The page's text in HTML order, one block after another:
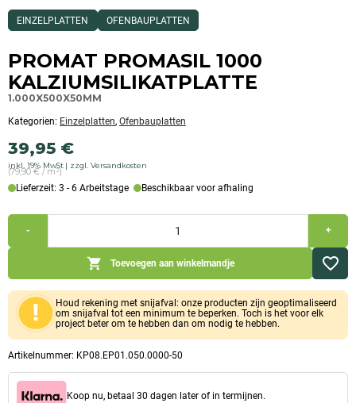
Dieses
Produkt
als:
Einzelplatten,Ofenbauplatten
EINZELPLATTEN OFENBAUPLATTEN
PROMAT PROMASIL 1000
KALZIUMSILIKATPLATTE
1.000X500X50MM
Artikelnummer: KP08.EP01.050.0000-50
Kategorien: Einzelplatten, Ofenbauplatten
39,95 €
inkl. 19% MwSt zzgl. Versandkosten
(79,90 € / m²)
-
1000
Kalziumsilikatplatte
(1.000x500x50mm)
Menge
+
Toevoegen aan winkelmandje
Houd rekening met snijafval: onze producten zijn geoptimaliseerd
om snijafval tot een minimum te beperken. Toch is het voor elk
project beter om te hebben dan om nodig te hebben.
Koop nu, betaal 30 dagen later of in termijnen.
Lieferzeit: 3 - 6 Arbeitstage Beschikbaar voor afhaling